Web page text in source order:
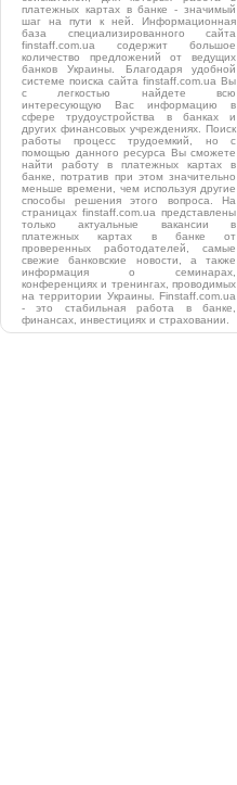
платежных картах в банке - значимый
шаг на пути к ней. Информационная
база специализированного сайта
finstaff.com.ua содержит большое
количество предложений от ведущих
банков Украины. Благодаря удобной
системе поиска сайта finstaff.com.ua Вы
с легкостью найдете всю
интересующую Вас информацию в
сфере трудоустройства в банках и
других финансовых учреждениях. Поиск
работы процесс трудоемкий, но с
помощью данного ресурса Вы сможете
найти работу в платежных картах в
банке, потратив при этом значительно
меньше времени, чем используя другие
способы решения этого вопроса. На
страницах finstaff.com.ua представлены
только актуальные вакансии в
платежных картах в банке от
проверенных работодателей, самые
свежие банковские новости, а также
информация о семинарах,
конференциях и тренингах, проводимых
на территории Украины. Finstaff.com.ua
- это стабильная работа в банке,
финансах, инвестициях и страховании.